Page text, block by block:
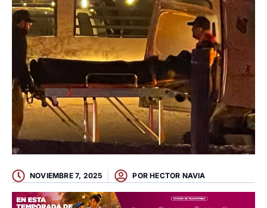
NOVIEMBRE 7, 2025 POR HECTOR NAVIA